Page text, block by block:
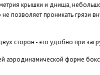
крышки и днища,
не позволяет проникать грязи
сторон - это удобно при
аэродинамической форме